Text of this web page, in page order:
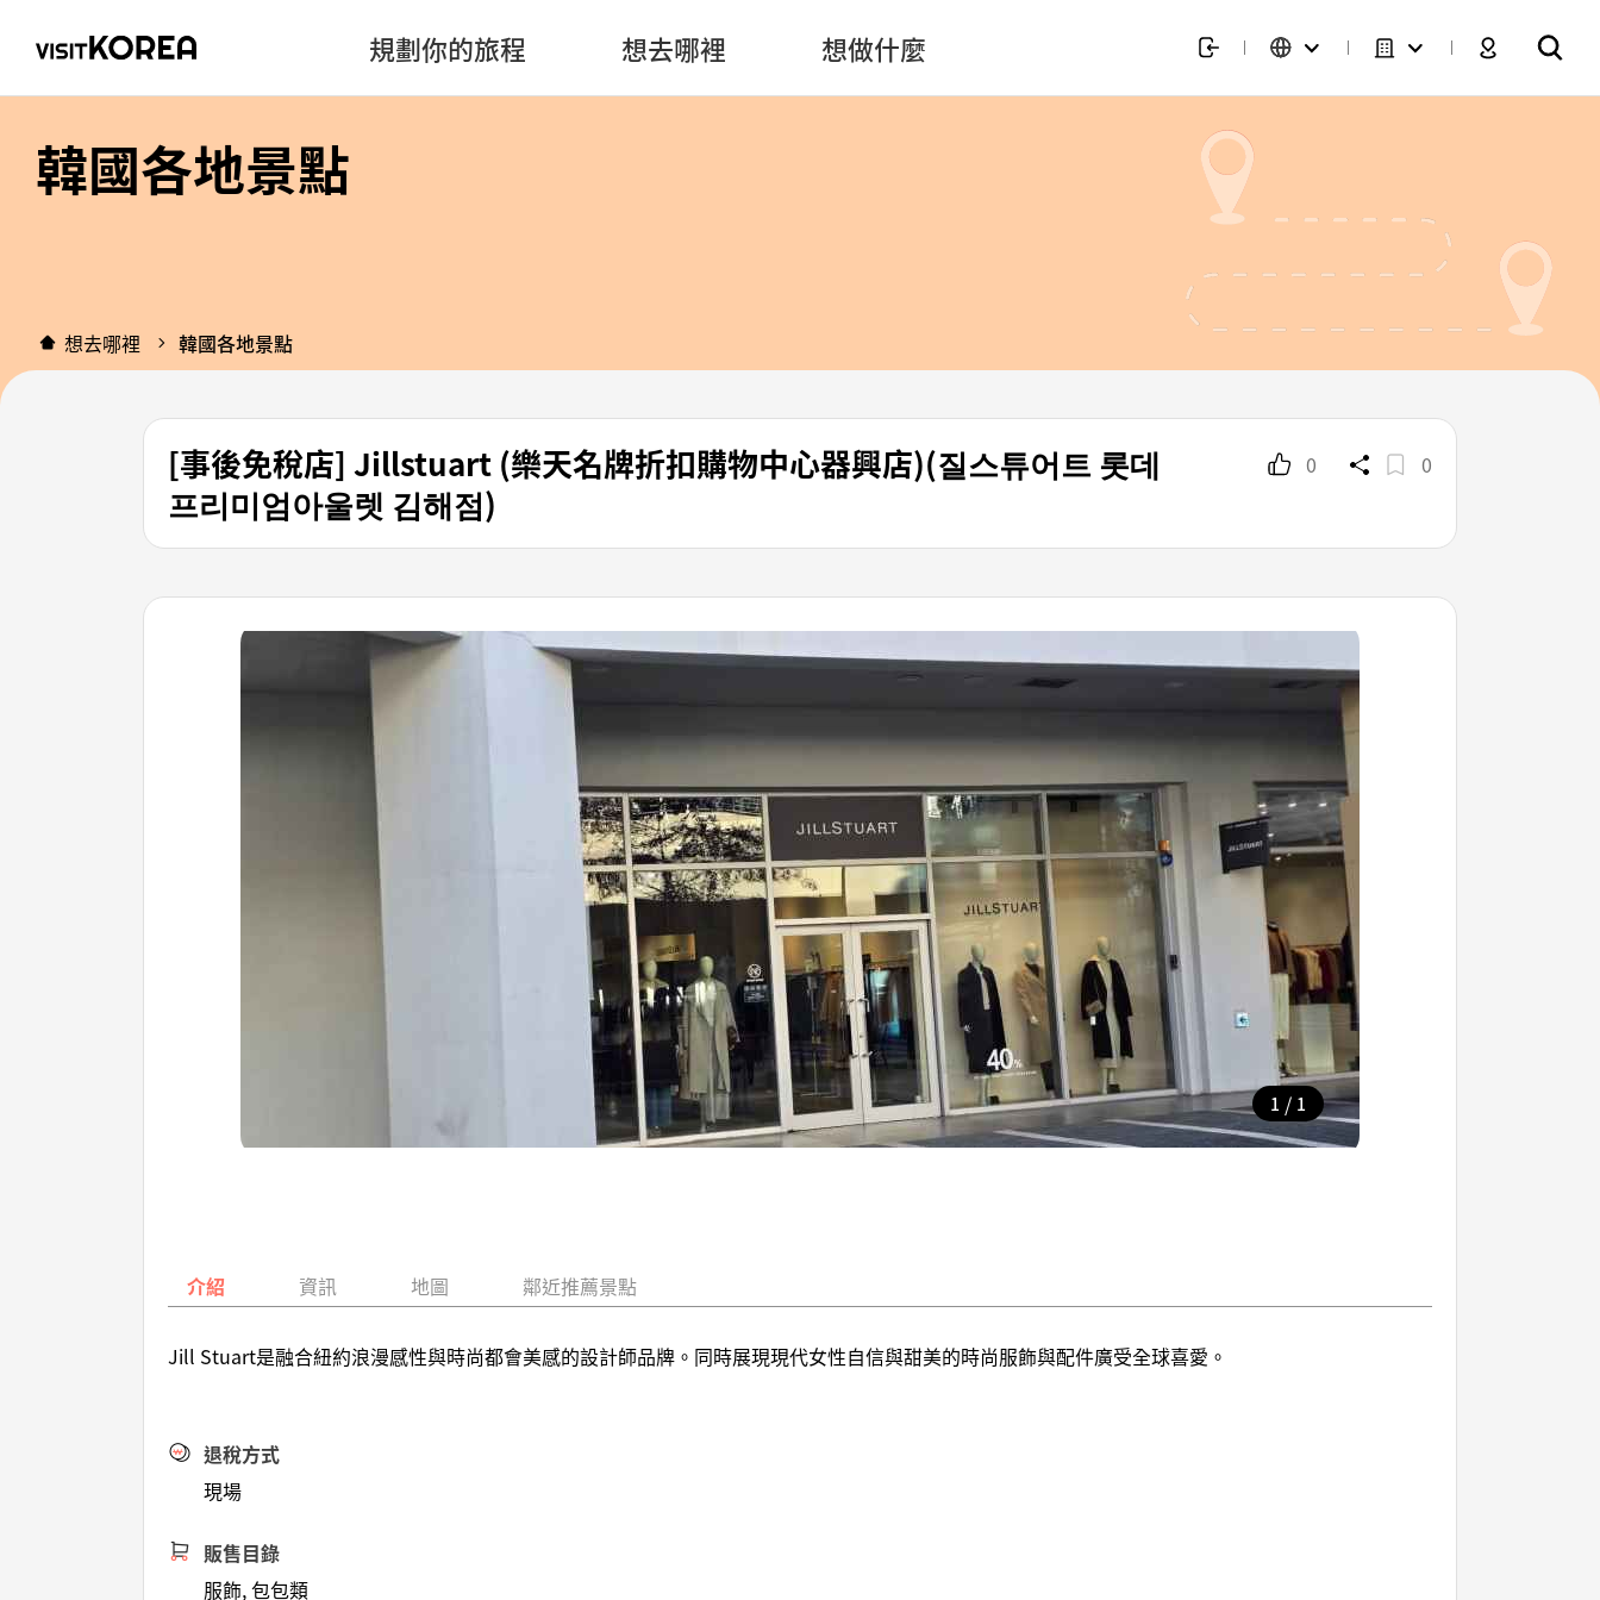
規劃你的旅程 想去哪裡 想做什麼
韓國各地景點
想去哪裡 韓國各地景點
[事後免稅店] Jillstuart (樂天名牌折扣購物中心器興店)(질스튜어트 롯데
프리미엄아울렛 김해점)
0 0
1 / 1
介紹 資訊 地圖 鄰近推薦景點
Jill Stuart是融合紐約浪漫感性與時尚都會美感的設計師品牌。同時展現現代女性自信與甜美的時尚服飾與配件廣受全球喜愛。
退稅方式
現場
販售目錄
服飾, 包包類